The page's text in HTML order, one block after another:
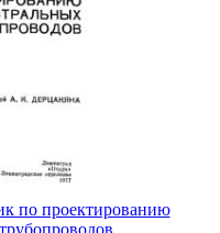
по проектированию